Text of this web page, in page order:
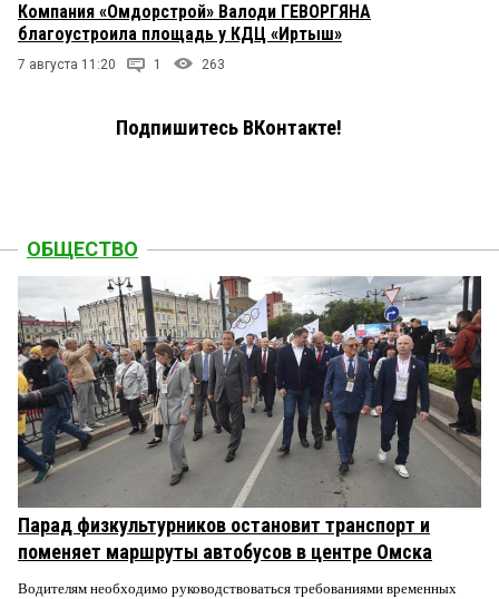
Компания «Омдорстрой» Валоди ГЕВОРГЯНА
благоустроила площадь у КДЦ «Иртыш»
7 августа 11:20 1 263
Подпишитесь ВКонтакте!
ОБЩЕСТВО
Парад физкультурников остановит транспорт и
поменяет маршруты автобусов в центре Омска
Водителям необходимо руководствоваться требованиями временных